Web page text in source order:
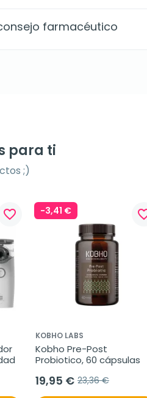
farmacéutico
para ti
;)
favorite_border -3,41 €
KOBHO LABS
Kobho Pre-Post
Probiotico, 60 cápsulas
19,95 € 23,36 €